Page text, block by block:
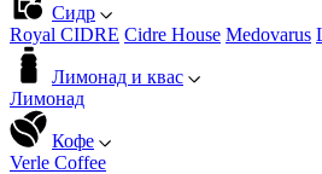
Сидр
Royal CIDRE Cidre House Medovarus
Лимонад и квас
Лимонад
Кофе
Verle Coffee